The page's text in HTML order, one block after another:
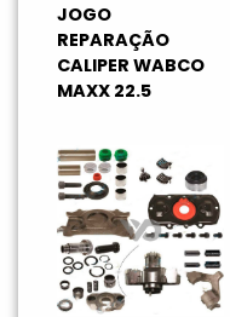
JOGO
REPARAÇÃO
CALIPER WABCO
MAXX 22.5